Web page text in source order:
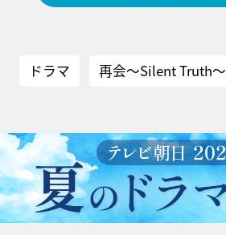
ドラマ 再会～Silent Truth～